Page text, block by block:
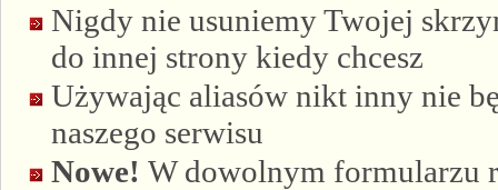
Nigdy nie usuniemy Twojej
do innej strony kiedy chcesz
Używając aliasów nikt inny nie
naszego serwisu
Nowe! W dowolnym formularzu